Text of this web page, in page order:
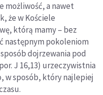
możliwość, a nawet
że w Kościele
którą mamy – bez
następnym pokoleniom
dojrzewania pod
J 16,13) urzeczywistnia
w sposób, który najlepiej